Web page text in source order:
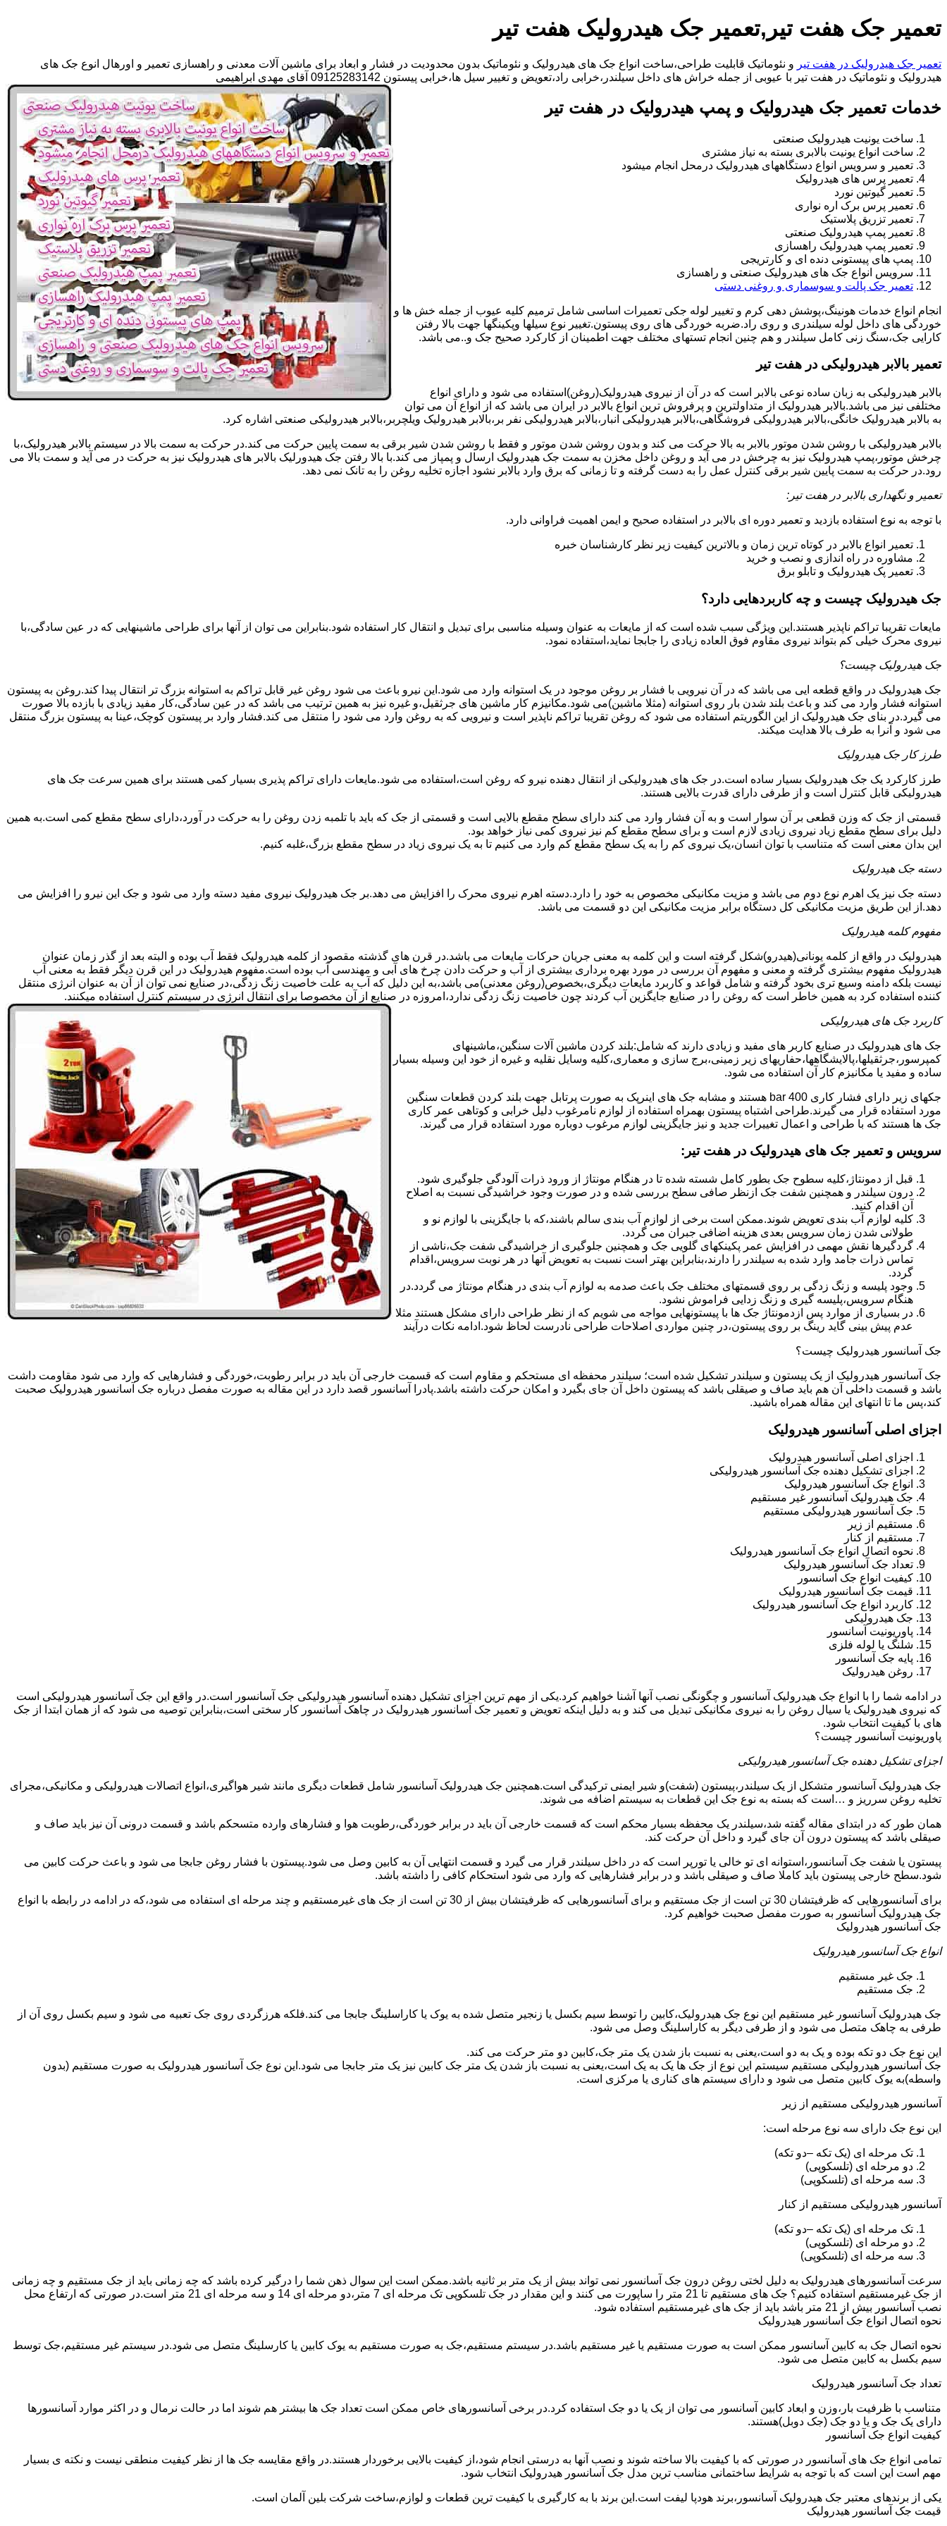
تعمیر جک هفت تیر,تعمیر جک هیدرولیک هفت تیر
تعمیر جک هیدرولیک در هفت تیر و نئوماتیک قابلیت طراحی،ساخت انواع جک های هیدرولیک و نئوماتیک بدون محدودیت در فشار و ابعاد برای ماشین آلات معدنی و راهسازی تعمیر و اورهال انوع جک های
هیدرولیک و نئوماتیک در هفت تیر با عیوبی از جمله خراش های داخل سیلندر،خرابی راد،تعویض و تغییر سیل ها،خرابی پیستون 09125283142 آقای مهدی ابراهیمی
خدمات تعمیر جک هیدرولیک و پمپ هیدرولیک در هفت تیر
ساخت یونیت هیدرولیک صنعتی
ساخت انواع یونیت بالابری بسته به نیاز مشتری
تعمیر و سرویس انواع دستگاههای هیدرولیک درمحل انجام میشود
تعمیر پرس های هیدرولیک
تعمیر گیوتین نورد
تعمیر پرس برک اره نواری
تعمیر تزریق پلاستیک
تعمیر پمپ هیدرولیک صنعتی
تعمیر پمپ هیدرولیک راهسازی
پمپ های پیستونی دنده ای و کارتریجی
سرویس انواع جک های هیدرولیک صنعتی و راهسازی
تعمیر جک پالت و سوسماری و روغنی دستی
انجام انواع خدمات هونینگ،پوشش دهی کرم و تغییر لوله جکی تعمیرات اساسی شامل ترمیم کلیه عیوب از جمله خش ها و
خوردگی های داخل لوله سیلندری و روی راد.ضربه خوردگی های روی پیستون.تغییر نوع سیلها وپکینگها جهت بالا رفتن
کارایی جک،سنگ زنی کامل سیلندر و هم چنین انجام تستهای مختلف جهت اطمینان از کارکرد صحیح جک و..می باشد.
تعمیر بالابر هیدرولیکی در هفت تیر
بالابر هیدرولیکی به زبان ساده نوعی بالابر است که در آن از نیروی هیدرولیک(روغن)استفاده می شود و دارای انواع
مختلفی نیز می باشد.بالابر هیدرولیک از متداولترین و پرفروش ترین انواع بالابر در ایران می باشد که از انواع آن می توان
به بالابر هیدرولیک خانگی،بالابر هیدرولیکی فروشگاهی،بالابر هیدرولیکی انبار،بالابر هیدرولیکی نفر بر،بالابر هیدرولیک ویلچربر،بالابر هیدرولیکی صنعتی اشاره کرد.
بالابر هیدرولیکی با روشن شدن موتور بالابر به بالا حرکت می کند و بدون روشن شدن موتور و فقط با روشن شدن شیر برقی به سمت پایین حرکت می کند.در حرکت به سمت بالا در سیستم بالابر هیدرولیک،با
چرخش موتور،پمپ هیدرولیک نیز به چرخش در می آید و روغن داخل مخزن به سمت جک هیدرولیک ارسال و پمپاز می کند.با بالا رفتن جک هیدورلیک بالابر های هیدرولیک نیز به حرکت در می آید و سمت بالا می
رود.در حرکت به سمت پایین شیر برقی کنترل عمل را به دست گرفته و تا زمانی که برق وارد بالابر نشود اجازه تخلیه روغن را به تانک نمی دهد.
تعمیر و نگهداری بالابر در هفت تیر:
با توجه به نوع استفاده بازدید و تعمیر دوره ای بالابر در استفاده صحیح و ایمن اهمیت فراوانی دارد.
تعمیر انواع بالابر در کوتاه ترین زمان و بالاترین کیفیت زیر نظر کارشناسان خبره
مشاوره در راه اندازی و نصب و خرید
تعمیر پک هیدرولیک و تابلو برق
جک هیدرولیک چیست و چه کاربردهایی دارد؟
مایعات تقریبا تراکم ناپذیر هستند.این ویژگی سبب شده است که از مایعات به عنوان وسیله مناسبی برای تبدیل و انتقال کار استفاده شود.بنابراین می توان از آنها برای طراحی ماشینهایی که در عین سادگی،با
نیروی محرک خیلی کم بتواند نیروی مقاوم فوق العاده زیادی را جابجا نماید،استفاده نمود.
جک هیدرولیک چیست؟
جک هیدرولیک در واقع قطعه ایی می باشد که در آن نیرویی با فشار بر روغن موجود در یک استوانه وارد می شود.این نیرو باعث می شود روغن غیر قابل تراکم به استوانه بزرگ تر انتقال پیدا کند.روغن به پیستون
استوانه فشار وارد می کند و باعث بلند شدن بار روی استوانه (مثلا ماشین)می شود.مکانیزم کار ماشین های جرثقیل،و غیره نیز به همین ترتیب می باشد که در عین سادگی،کار مفید زیادی با بازده بالا صورت
می گیرد.در بنای جک هیدرولیک از این الگوریتم استفاده می شود که روغن تقریبا تراکم ناپذیر است و نیرویی که به روغن وارد می شود را منتقل می کند.فشار وارد بر پیستون کوچک،عینا به پیستون بزرگ منتقل
می شود و آنرا به طرف بالا هدایت میکند.
طرز کار جک هیدرولیک
طرز کارکرد یک جک هیدرولیک بسیار ساده است.در جک های هیدرولیکی از انتقال دهنده نیرو که روغن است،استفاده می شود.مایعات دارای تراکم پذیری بسیار کمی هستند برای همین سرعت جک های
هیدرولیکی قابل کنترل است و از طرفی دارای قدرت بالایی هستند.
قسمتی از جک که وزن قطعی بر آن سوار است و به آن فشار وارد می کند دارای سطح مقطع بالایی است و قسمتی از جک که باید با تلمبه زدن روغن را به حرکت در آورد،دارای سطح مقطع کمی است.به همین
دلیل برای سطح مقطع زیاد نیروی زیادی لازم است و برای سطح مقطع کم نیز نیروی کمی نیاز خواهد بود.
این بدان معنی است که متناسب با توان انسان،یک نیروی کم را به یک سطح مقطع کم وارد می کنیم تا به یک نیروی زیاد در سطح مقطع بزرگ،غلبه کنیم.
دسته جک هیدرولیک
دسته جک نیز یک اهرم نوع دوم می باشد و مزیت مکانیکی مخصوص به خود را دارد.دسته اهرم نیروی محرک را افزایش می دهد.بر جک هیدرولیک نیروی مفید دسته وارد می شود و جک این نیرو را افزایش می
دهد.از این طریق مزیت مکانیکی کل دستگاه برابر مزیت مکانیکی این دو قسمت می باشد.
مفهوم کلمه هیدرولیک
هیدرولیک در واقع از کلمه یونانی(هیدرو)شکل گرفته است و این کلمه به معنی جریان حرکات مایعات می باشد.در قرن های گذشته مقصود از کلمه هیدرولیک فقط آب بوده و البته بعد از گذر زمان عنوان
هیدرولیک مفهوم بیشتری گرفته و معنی و مفهوم آن بررسی در مورد بهره برداری بیشتری از آب و حرکت دادن چرخ های آبی و مهندسی آب بوده است.مفهوم هیدرولیک در این قرن دیگر فقط به معنی آب
نیست بلکه دامنه وسیع تری بخود گرفته و شامل قواعد و کاربرد مایعات دیگری،بخصوص(روغن معدنی)می باشد،به این دلیل که آب به علت خاصیت زنگ زدگی،در صنایع نمی توان از آن به عنوان انرژی منتقل
کننده استفاده کرد به همین خاطر است که روغن را در صنایع جایگزین آب کردند چون خاصیت زنگ زدگی ندارد،امروزه در صنایع از آن مخصوصا برای انتقال انرژی در سیستم کنترل استفاده میکنند.
کاربرد جک های هیدرولیکی
جک های هیدرولیک در صنایع کاربر های مفید و زیادی دارند که شامل:بلند کردن ماشین آلات سنگین،ماشینهای
کمپرسور،جرثقیلها،پالایشگاهها،حفاریهای زیر زمینی،برج سازی و معماری،کلیه وسایل نقلیه و غیره از خود این وسیله بسیار
ساده و مفید یا مکانیزم کار آن استفاده می شود.
جکهای زیر دارای فشار کاری 400 bar هستند و مشابه جک های اینرپک به صورت پرتابل جهت بلند کردن قطعات سنگین
مورد استفاده قرار می گیرند.طراحی اشتباه پیستون بهمراه استفاده از لوازم نامرغوب دلیل خرابی و کوتاهی عمر کاری
جک ها هستند که با طراحی و اعمال تغییرات جدید و نیز جایگزینی لوازم مرغوب دوباره مورد استفاده قرار می گیرند.
سرویس و تعمیر جک های هیدرولیک در هفت تیر :
قبل از دمونتاژ،کلیه سطوح جک بطور کامل شسته شده تا در هنگام مونتاژ از ورود ذرات آلودگی جلوگیری شود.
درون سیلندر و همچنین شفت جک ازنظر صافی سطح بررسی شده و در صورت وجود خراشیدگی نسبت به اصلاح
آن اقدام کنید.
کلیه لوازم آب بندی تعویض شوند.ممکن است برخی از لوازم آب بندی سالم باشند،که با جایگزینی با لوازم نو و
طولانی شدن زمان سرویس بعدی هزینه اضافی جبران می گردد.
گردگیرها نقش مهمی در افزایش عمر پکینکهای گلویی جک و همچنین جلوگیری از خراشیدگی شفت جک،ناشی از
تماس ذرات جامد وارد شده به سیلندر را دارند،بنابراین بهتر است نسبت به تعویض آنها در هر نوبت سرویس،اقدام
گردد.
وجود پلیسه و زنگ زدگی بر روی قسمتهای مختلف جک باعث صدمه به لوازم آب بندی در هنگام مونتاژ می گردد.در
هنگام سرویس،پلیسه گیری و زنگ زدایی فراموش نشود.
در بسیاری از موارد پس ازدمونتاژ جک ها با پیستونهایی مواجه می شویم که از نظر طراحی دارای مشکل هستند مثلا
عدم پیش بینی گاید رینگ بر روی پیستون،در چنین مواردی اصلاحات طراحی نادرست لحاظ شود.ادامه نکات درآیند
جک آسانسور هیدرولیک چیست؟
جک آسانسور هیدرولیک از یک پیستون و سیلندر تشکیل شده است؛ سیلندر محفظه ای مستحکم و مقاوم است که قسمت خارجی آن باید در برابر رطوبت،خوردگی و فشارهایی که وارد می شود مقاومت داشت
باشد و قسمت داخلی آن هم باید صاف و صیقلی باشد که پیستون داخل آن جای بگیرد و امکان حرکت داشته باشد.پادرا آسانسور قصد دارد در این مقاله به صورت مفصل درباره جک آسانسور هیدرولیک صحبت
کند،پس ما تا انتهای این مقاله همراه باشید.
اجزای اصلی آسانسور هیدرولیک
اجزای اصلی آسانسور هیدرولیک
اجزای تشکیل دهنده جک آسانسور هیدرولیکی
انواع جک آسانسور هیدرولیک
جک هیدرولیک آسانسور غیر مستقیم
جک آسانسور هیدرولیکی مستقیم
مستقیم از زیر
مستقیم از کنار
نحوه اتصال انواع جک آسانسور هیدرولیک
تعداد جک آسانسور هیدرولیک
کیفیت انواع جک آسانسور
قیمت جک آسانسور هیدرولیک
کاربرد انواع جک آسانسور هیدرولیک
جک هیدرولیکی
پاوریونیت آسانسور
شلنگ یا لوله فلزی
پایه جک آسانسور
روغن هیدرولیک
در ادامه شما را با انواع جک هیدرولیک آسانسور و چگونگی نصب آنها آشنا خواهیم کرد.یکی از مهم ترین اجزای تشکیل دهنده آسانسور هیدرولیکی جک آسانسور است.در واقع این جک آسانسور هیدرولیکی است
که نیروی هیدرولیک یا سیال روغن را به نیروی مکانیکی تبدیل می کند و به دلیل اینکه تعویض و تعمیر جک آسانسور هیدرولیک در چاهک آسانسور کار سختی است،بنابراین توصیه می شود که از همان ابتدا از جک
های با کیفیت انتخاب شود.
پاوریونیت آسانسور چیست؟
اجزای تشکیل دهنده جک آسانسور هیدرولیکی
جک هیدرولیک آسانسور متشکل از یک سیلندر،پیستون (شفت)و شیر ایمنی ترکیدگی است.همچنین جک هیدرولیک آسانسور شامل قطعات دیگری مانند شیر هواگیری،انواع اتصالات هیدرولیکی و مکانیکی،مجرای
تخلیه روغن سرریز و …است که بسته به نوع جک این قطعات به سیستم اضافه می شوند.
همان طور که در ابتدای مقاله گفته شد،سیلندر یک محفظه بسیار محکم است که قسمت خارجی آن باید در برابر خوردگی،رطوبت هوا و فشارهای وارده متسحکم باشد و قسمت درونی آن نیز باید صاف و
صیقلی باشد که پیستون درون آن جای گیرد و داخل آن حرکت کند.
پیستون یا شفت جک آسانسور،استوانه ای تو خالی یا تورپر است که در داخل سیلندر قرار می گیرد و قسمت انتهایی آن به کابین وصل می شود.پیستون با فشار روغن جابجا می شود و باعث حرکت کابین می
شود.سطح خارجی پیستون باید کاملا صاف و صیقلی باشد و در برابر فشارهایی که وارد می شود استحکام کافی را داشته باشد.
برای آسانسورهایی که ظرفیتشان 30 تن است از جک مستقیم و برای آسانسورهایی که ظرفیتشان بیش از 30 تن است از جک های غیرمستقیم و چند مرحله ای استفاده می شود،که در ادامه در رابطه با انواع
جک هیدرولیک آسانسور به صورت مفصل صحبت خواهیم کرد.
جک آسانسور هیدرولیک
انواع جک آسانسور هیدرولیک
جک غیر مستقیم
جک مستقیم
جک هیدرولیک آسانسور غیر مستقیم این نوع جک هیدرولیک،کابین را توسط سیم بکسل یا زنجیر متصل شده به یوک یا کاراسلینگ جابجا می کند.فلکه هرزگردی روی جک تعبیه می شود و سیم بکسل روی آن از
طرفی به چاهک متصل می شود و از طرفی دیگر به کاراسلینگ وصل می شود.
این نوع جک دو تکه بوده و یک به دو است،یعنی به نسبت باز شدن یک متر جک،کابین دو متر حرکت می کند.
جک آسانسور هیدرولیکی مستقیم سیستم این نوع از جک ها یک به یک است،یعنی به نسبت باز شدن یک متر جک کابین نیز یک متر جابجا می شود.این نوع جک آسانسور هیدرولیک به صورت مستقیم (بدون
واسطه)به یوک کابین متصل می شود و دارای سیستم های کناری یا مرکزی است.
آسانسور هیدرولیکی مستقیم از زیر
این نوع جک دارای سه نوع مرحله است:
تک مرحله ای (یک تکه –دو تکه)
دو مرحله ای (تلسکوپی)
سه مرحله ای (تلسکوپی)
آسانسور هیدرولیکی مستقیم از کنار
تک مرحله ای (یک تکه –دو تکه)
دو مرحله ای (تلسکوپی)
سه مرحله ای (تلسکوپی)
سرعت آسانسورهای هیدرولیک به دلیل لختی روغن درون جک آسانسور نمی تواند بیش از یک متر بر ثانیه باشد.ممکن است این سوال ذهن شما را درگیر کرده باشد که چه زمانی باید از جک مستقیم و چه زمانی
از جک غیرمستقیم استفاده کنیم؟ جک های مستقیم تا 21 متر را ساپورت می کنند و این مقدار در جک تلسکوپی تک مرحله ای 7 متر،دو مرحله ای 14 و سه مرحله ای 21 متر است.در صورتی که ارتفاع محل
نصب آسانسور بیش از 21 متر باشد باید از جک های غیرمستقیم استفاده شود.
نحوه اتصال انواع جک آسانسور هیدرولیک
نحوه اتصال جک به کابین آسانسور ممکن است به صورت مستقیم یا غیر مستقیم باشد.در سیستم مستقیم،جک به صورت مستقیم به یوک کابین یا کارسلینگ متصل می شود.در سیستم غیر مستقیم،جک توسط
سیم بکسل به کابین متصل می شود.
تعداد جک آسانسور هیدرولیک
متناسب با ظرفیت بار،وزن و ابعاد کابین آسانسور می توان از یک یا دو جک استفاده کرد.در برخی آسانسورهای خاص ممکن است تعداد جک ها بیشتر هم شوند اما در حالت نرمال و در اکثر موارد آسانسورها
دارای یک جک و یا دو جک (جک دوبل)هستند.
کیفیت انواع جک آسانسور
تمامی انواع جک های آسانسور در صورتی که با کیفیت بالا ساخته شوند و نصب آنها به درستی انجام شود،از کیفیت بالایی برخوردار هستند.در واقع مقایسه جک ها از نظر کیفیت منطقی نیست و نکته ی بسیار
مهم است این است که با توجه به شرایط ساختمانی مناسب ترین مدل جک آسانسور هیدرولیک انتخاب شود.
یکی از برندهای معتبر جک هیدرولیک آسانسور،برند هودپا لیفت است.این برند با به کارگیری با کیفیت ترین قطعات و لوازم،ساخت شرکت بلین آلمان است.
قیمت جک آسانسور هیدرولیک